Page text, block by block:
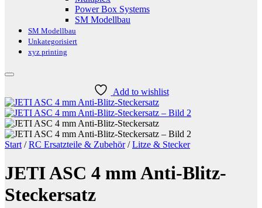
Power Box Systems
SM Modellbau
SM Modellbau
Unkategorisiert
xyz printing
Add to wishlist
Start / RC Ersatzteile & Zubehör / Litze & Stecker
JETI ASC 4 mm Anti-Blitz-
Steckersatz